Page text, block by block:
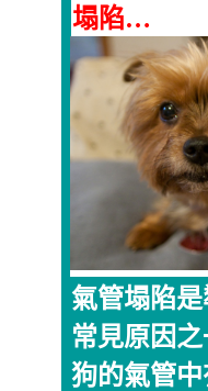
塌陷…
氣管塌陷
常見原因
狗的氣管